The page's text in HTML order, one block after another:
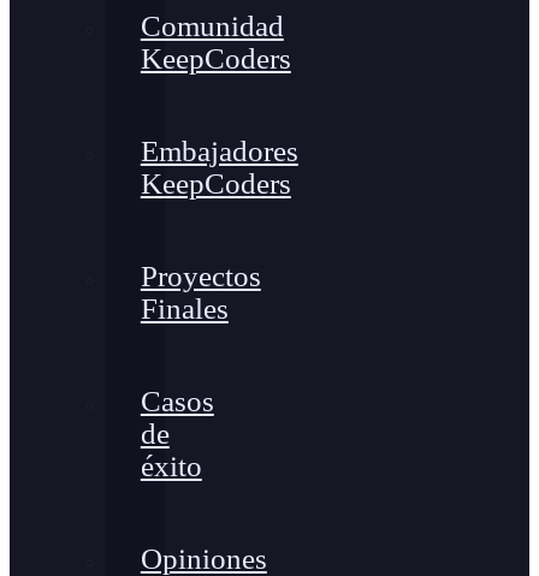
Comunidad
KeepCoders
Embajadores
KeepCoders
Proyectos
Finales
Casos
de
éxito
Opiniones